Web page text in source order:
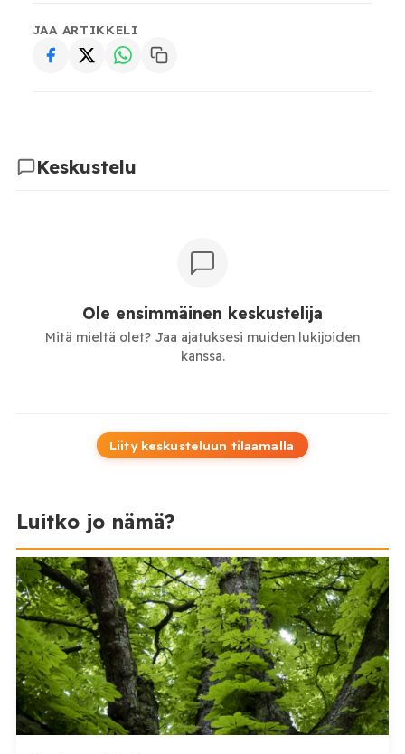
JAA ARTIKKELI
Keskustelu
Ole ensimmäinen keskustelija
Mitä mieltä olet? Jaa ajatuksesi muiden lukijoiden
kanssa.
Liity keskusteluun tilaamalla
Luitko jo nämä?